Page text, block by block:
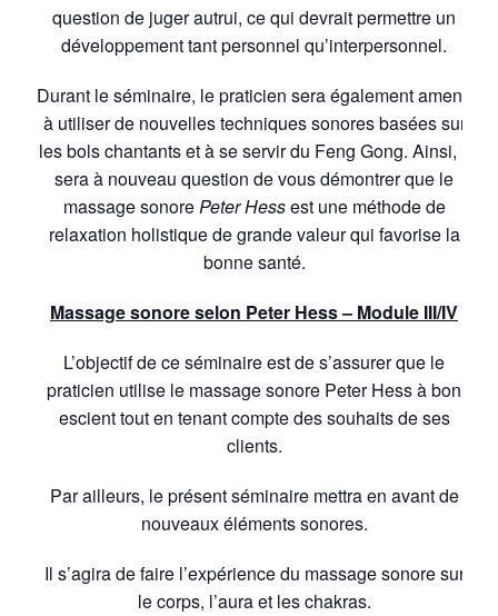
question de juger autrui, ce qui devrait permettre un
développement tant personnel qu’interpersonnel.
Durant le séminaire, le praticien sera également amené
à utiliser de nouvelles techniques sonores basées sur
les bols chantants et à se servir du Feng Gong. Ainsi, il
sera à nouveau question de vous démontrer que le
massage sonorePeter Hessest une méthode de
relaxation holistique de grande valeur qui favorise la
bonne santé.
Massage sonore selon Peter Hess – Module III/IV
L’objectif de ce séminaire est de s’assurer que le
praticien utilise le massage sonore Peter Hess à bon
escient tout en tenant compte des souhaits de ses
clients.
Par ailleurs, le présent séminaire mettra en avant de
nouveaux éléments sonores.
Il s’agira de faire l’expérience du massage sonore sur
le corps, l’aura et les chakras.